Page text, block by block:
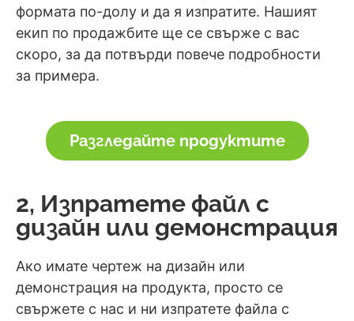
формата по-долу и да я изпратите. Нашият
екип по продажбите ще се свърже с вас
скоро, за да потвърди повече подробности
за примера.
Разгледайте продуктите
2, Изпратете файл с
дизайн или демонстрация
Ако имате чертеж на дизайн или
демонстрация на продукта, просто се
свържете с нас и ни изпратете файла с